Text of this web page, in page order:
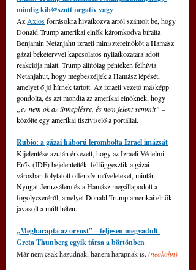
mindig kib@szott negatív vagy
Az Axios forrásokra hivatkozva arról számolt be, hogy
Donald Trump amerikai elnök káromkodva bírálta
Benjamin Netanjahu izraeli miniszterelnököt a Hamász
gázai béketervvel kapcsolatos nyilatkozatára adott
reakciója miatt. Trump állítólag pénteken felhívta
Netanjahut, hogy megbeszéljék a Hamász lépését,
amelyet ő jó hírnek tartott. Az izraeli vezető másképp
gondolta, és azt mondta az amerikai elnöknek, hogy
„ez nem ok az ünneplésre, és nem jelent semmit” –
közölte egy amerikai tisztviselő a portállal.
Rubio: a gázai háború lerombolta Izrael imázsát
Kijelentése azután érkezett, hogy az Izraeli Védelmi
Erők (IDF) bejelentették: felfüggesztik a gázai
városban folytatott offenzív műveleteket, miután
Nyugat-Jeruzsálem és a Hamász megállapodott a
fogolycseréről, amelyet Donald Trump amerikai elnök
javasolt a múlt héten.
„Megharapta az orvost” – teljesen megvadult
Greta Thunberg egyik társa a börtönben
Már nem csak hazudnak, hanem harapnak is. (neokohn)